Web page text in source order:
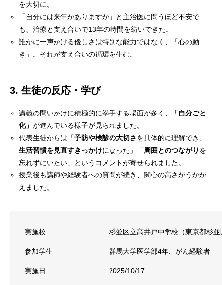
を大切に。
「自分には来年がありますか」と主治医に問うほど不安で
も、治療と支え合いで13年の時間を紡いできた。
誰かに一声かける優しさは特別な能力ではなく、「心の動
き」。それが支え合いの循環を生む。
3. 生徒の反応・学び
講義の問いかけに積極的に挙手する場面が多く、
「自分ごと
化」が進んでいる様子が見られました。
代表生徒からは「予防や検診の大切さを具体的に理解でき、
生活習慣を見直すきっかけになった」「周囲とのつながり を
忘れずにいたい」というコメントが寄せられました。
授業後も講師や経験者への質問が続き、関心の高さがうかが
えました。
実施校 杉並区立高井戸中学校（東京都杉並
参加学生 群馬大学医学部4年、がん経験者
実施日 2025/10/17